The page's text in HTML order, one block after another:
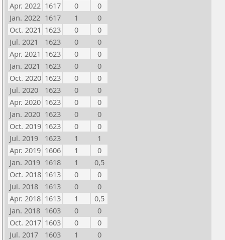
Apr. 2022 1617 0
0
Jan. 2022 1617 1
0
Oct. 2021 1623 0
0
Jul. 2021
1623 0
0
Apr. 2021 1623 0
0
Jan. 2021 1623 0
0
Oct. 2020 1623 0
0
Jul. 2020
1623 0
0
Apr. 2020 1623 0
0
Jan. 2020 1623 0
0
Oct. 2019 1623 0
0
Jul. 2019
1623 1
1
Apr. 2019 1606 1
0
Jan. 2019 1618 1
0,5
Oct. 2018 1613 0
0
Jul. 2018
1613 0
0
Apr. 2018 1613 1
0,5
Jan. 2018 1603 0
0
Oct. 2017 1603 0
0
Jul. 2017
1603 1
0